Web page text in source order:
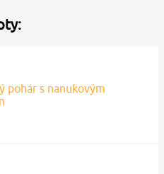
pohár s nanukovým